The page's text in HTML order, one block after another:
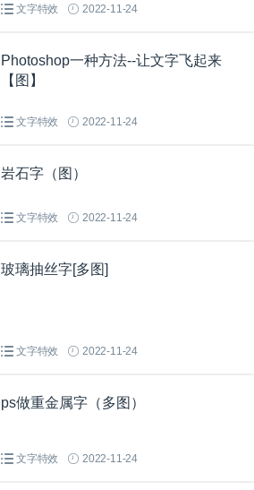
文字特效 2022-11-24
Photoshop一种方法--让文字飞起来
【图】
文字特效 2022-11-24
岩石字（图）
文字特效 2022-11-24
玻璃抽丝字[多图]
文字特效 2022-11-24
ps做重金属字（多图）
文字特效 2022-11-24